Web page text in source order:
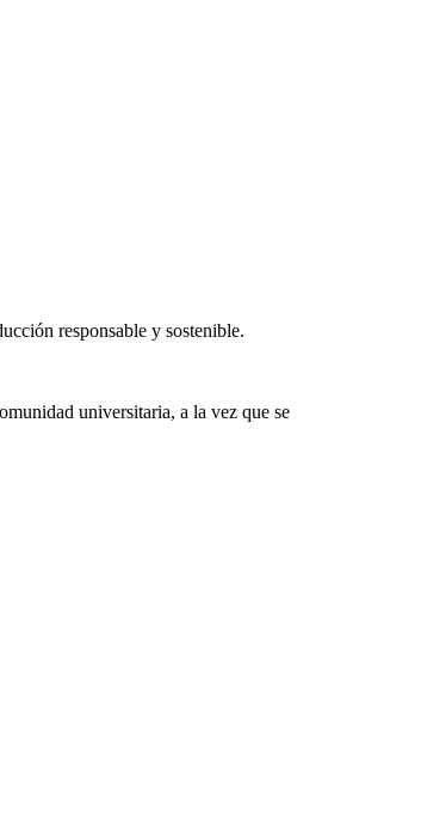
responsable y sostenible.
universitaria, a la vez que se